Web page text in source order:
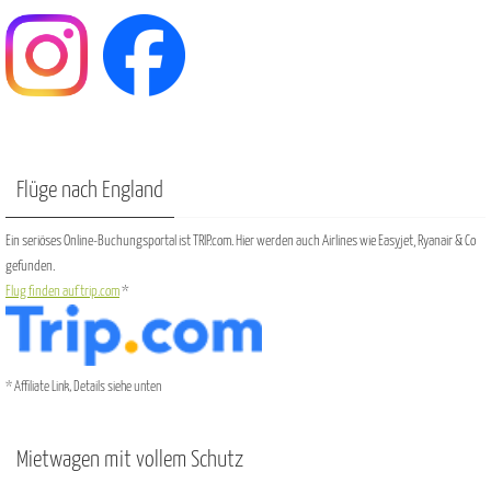
Flüge nach England
Ein seriöses Online-Buchungsportal ist TRIP.com. Hier werden auch Airlines wie Easyjet, Ryanair & Co
gefunden.
Flug finden auf trip.com*
* Affiliate Link, Details siehe unten
Mietwagen mit vollem Schutz